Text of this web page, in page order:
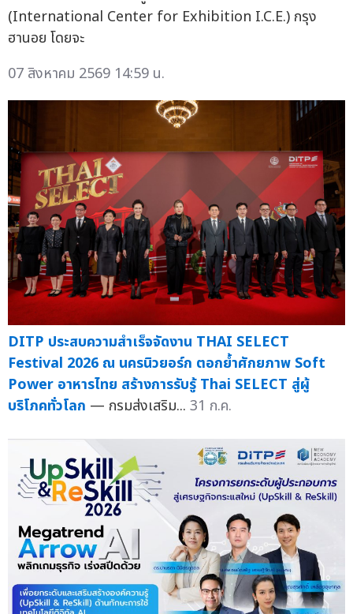
(International Center for Exhibition I.C.E.) กรุง
ฮานอย โดยจะ
07 สิงหาคม 2569 14:59 น.
DITP ประสบความสำเร็จจัดงาน THAI SELECT
Festival 2026 ณ นครนิวยอร์ก ตอกย้ำศักยภาพ Soft
Power อาหารไทย สร้างการรับรู้ Thai SELECT สู่ผู้
บริโภคทั่วโลก — กรมส่งเสริม... 31 ก.ค.